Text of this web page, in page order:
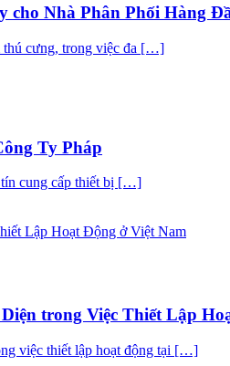
Nhà Phân Phối Hàng
thú cưng, trong việc đa […]
Ty Pháp
tín cung cấp thiết bị […]
trong Việc Thiết Lập
việc thiết lập hoạt động tại […]